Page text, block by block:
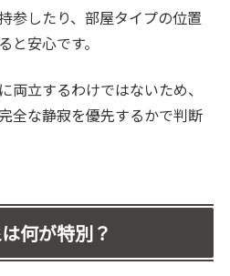
参したり、部屋タイプの位置
と安心です。
両立するわけではないため、
全な静寂を優先するかで判断
何が特別？